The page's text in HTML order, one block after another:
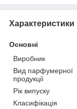
Характеристики
Основні
Виробник
Вид парфумерної
продукції
Рік випуску
Класифікація